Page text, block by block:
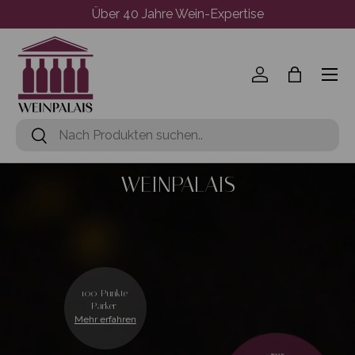
Direkt zum Inhalt
Über 40 Jahre Wein-Expertise
Suchen
Suchen
Einloggen
Menü
WEINPALAIS
100 Punkte
Parker
Mehr erfahren